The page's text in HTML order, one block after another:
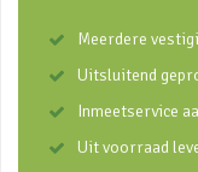
Meerdere
Uitsluitend
Inmeetservice
Uit voorraad